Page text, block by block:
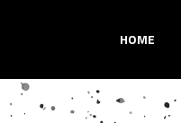
HOME